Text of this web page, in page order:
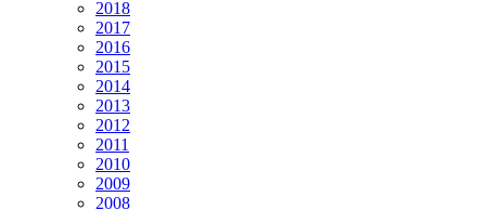
2018
2017
2016
2015
2014
2013
2012
2011
2010
2009
2008